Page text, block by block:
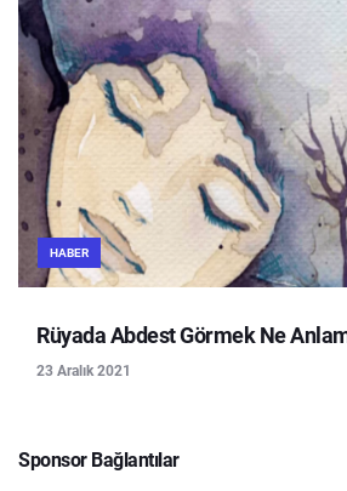
HABER
Rüyada Abdest Görmek Ne
23 Aralık 2021
Sponsor Bağlantılar